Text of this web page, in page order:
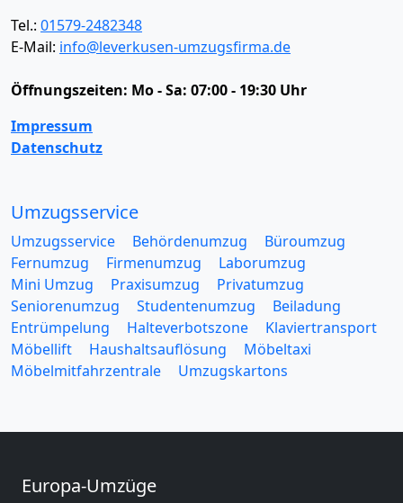
Tel.: 01579-2482348
E-Mail: info@leverkusen-umzugsfirma.de
Öffnungszeiten: Mo - Sa: 07:00 - 19:30 Uhr
Impressum
Datenschutz
Umzugsservice
Umzugsservice Behördenumzug
Büroumzug
Fernumzug
Firmenumzug
Laborumzug
Mini Umzug
Praxisumzug
Privatumzug
Seniorenumzug
Studentenumzug
Beiladung
Entrümpelung
Halteverbotszone
Klaviertransport
Möbellift
Haushaltsauflösung
Möbeltaxi
Möbelmitfahrzentrale
Umzugskartons
Europa-Umzüge